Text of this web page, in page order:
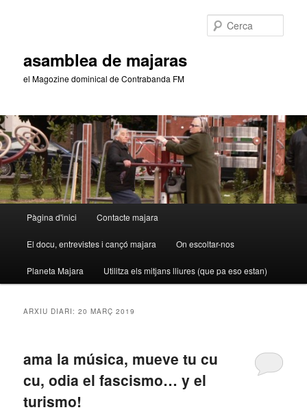
asamblea de majaras
el Magozine dominical de Contrabanda FM
principal
Pàgina d'inici Contacte majara
El docu, entrevistes i cançó majara On escoltar-nos
Planeta Majara Utilitza els mitjans lliures (que pa eso estan)
ARXIU DIARI:20 MARÇ 2019
ama la música, mueve tu cu
cu, odia el fascismo… y el
turismo!